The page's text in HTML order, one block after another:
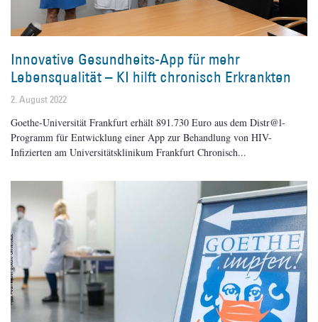
Innovative Gesundheits-App für mehr
Lebensqualität – KI hilft chronisch Erkrankten
2. August 2022
Goethe-Universität Frankfurt erhält 891.730 Euro aus dem Distr@l-
Programm für Entwicklung einer App zur Behandlung von HIV-
Infizierten am Universitätsklinikum Frankfurt Chronisch